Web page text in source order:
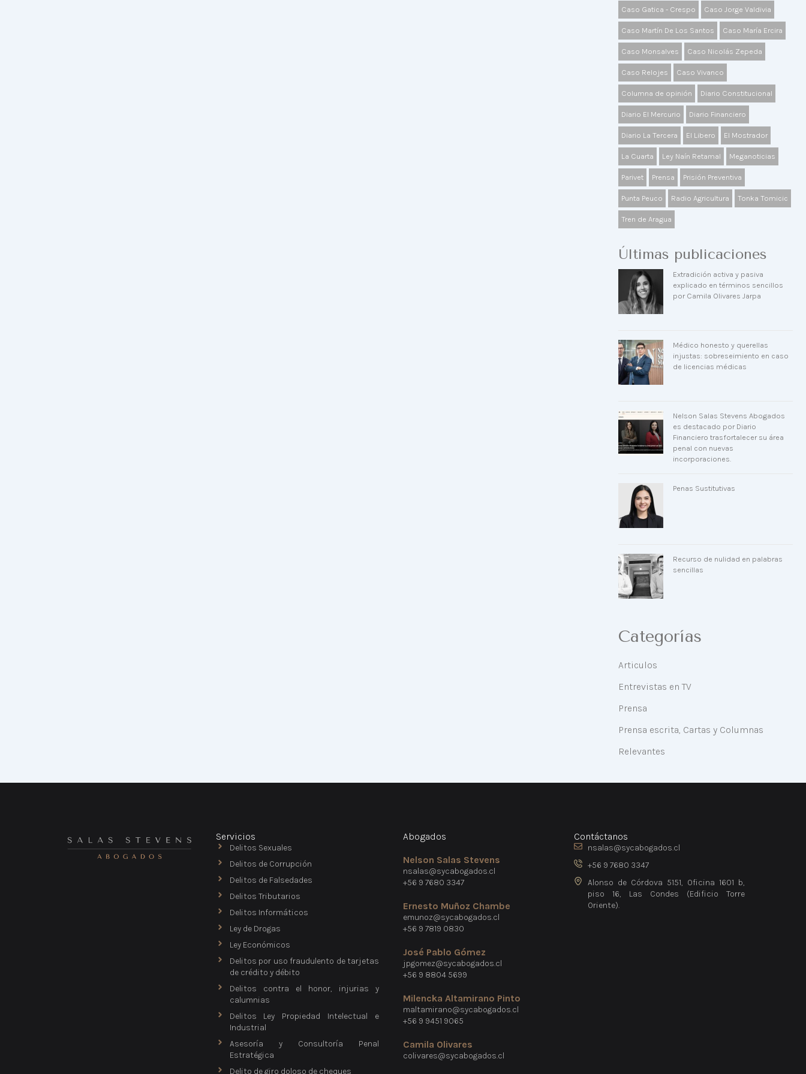
Caso Gatica - Crespo Caso Jorge Valdivia
Caso Martín De Los Santos Caso María Ercira
Caso Monsalves Caso Nicolás Zepeda
Caso Relojes Caso Vivanco
Columna de opinión Diario Constitucional
Diario El Mercurio Diario Financiero
Diario La Tercera El Libero El Mostrador
La Cuarta Ley Naín Retamal Meganoticias
Parivet Prensa Prisión Preventiva
Punta Peuco Radio Agricultura Tonka Tomicic
Tren de Aragua
Últimas publicaciones
Extradición activa y pasiva
explicado en términos sencillos
por Camila Olivares Jarpa
Médico honesto y querellas
injustas: sobreseimiento en caso
de licencias médicas
Nelson Salas Stevens Abogados
es destacado por Diario
Financiero trasfortalecer su área
penal con nuevas
incorporaciones.
Penas Sustitutivas
Recurso de nulidad en palabras
sencillas
Categorías
Articulos
Entrevistas en TV
Prensa
Prensa escrita, Cartas y Columnas
Relevantes
Servicios
Delitos Sexuales
Delitos de Corrupción
Delitos de Falsedades
Delitos Tributarios
Delitos Informáticos
Ley de Drogas
Ley Económicos
Delitos por uso fraudulento de tarjetas
de crédito y débito
Delitos contra el honor, injurias y
calumnias
Delitos Ley Propiedad Intelectual e
Industrial
Asesoría y Consultoría Penal
Estratégica
Delito de giro doloso de cheques
Abogados
Nelson Salas Stevens
nsalas@sycabogados.cl
+56 9 7680 3347
Ernesto Muñoz Chambe
emunoz@sycabogados.cl
+56 9 7819 0830
José Pablo Gómez
jpgomez@sycabogados.cl
+56 9 8804 5699
Milencka Altamirano Pinto
maltamirano@sycabogados.cl
+56 9 9451 9065
Camila Olivares
colivares@sycabogados.cl
Contáctanos
nsalas@sycabogados.cl
+56 9 7680 3347
Alonso de Córdova 5151, Oficina 1601 b,
piso 16, Las Condes (Edificio Torre
Oriente).